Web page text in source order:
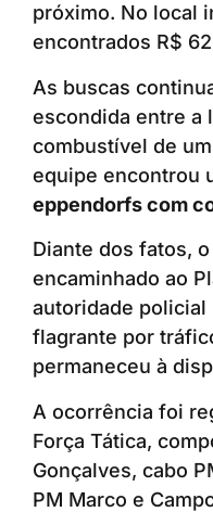
próximo. No local
encontrados R$
As buscas
escondida entre a
combustível de
equipe encontrou
eppendorfs com
Diante dos fatos,
encaminhado ao
autoridade
flagrante por
permaneceu à
A ocorrência foi
Força Tática,
Gonçalves, cabo
PM Marco e